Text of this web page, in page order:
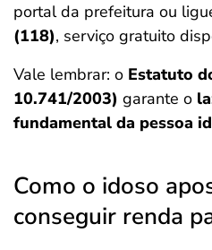
portal da prefeitura ou
(118), serviço gratuito
Vale lembrar: o Estatuto
10.741/2003) garante o
fundamental da pessoa
Como o idoso
conseguir renda